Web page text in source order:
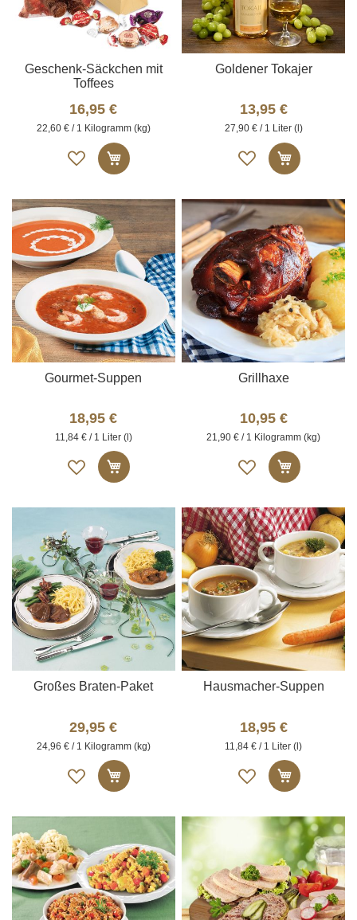
Geschenk-Säckchen mit
Toffees
16,95 €
22,60 € / 1 Kilogramm (kg)
Auf
die
In den Warenkorb
Goldener Tokajer
13,95 €
27,90 € / 1 Liter (l)
Auf
die
In den
Gourmet-Suppen
18,95 €
11,84 € / 1 Liter (l)
Auf
die
In den Warenkorb
Grillhaxe
10,95 €
21,90 € / 1 Kilogramm (kg)
Auf
die
In den
Großes Braten-Paket
29,95 €
24,96 € / 1 Kilogramm (kg)
Auf
die
In den Warenkorb
Hausmacher-Suppen
18,95 €
11,84 € / 1 Liter (l)
Auf
die
In den